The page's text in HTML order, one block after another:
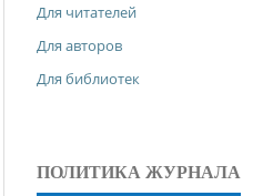
Для читателей
Для авторов
Для библиотек
ПОЛИТИКА ЖУРНАЛА